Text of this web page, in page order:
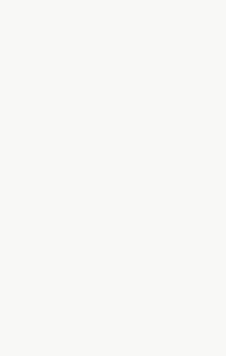
Помните, что
надежными людьми.
готовы пойти на